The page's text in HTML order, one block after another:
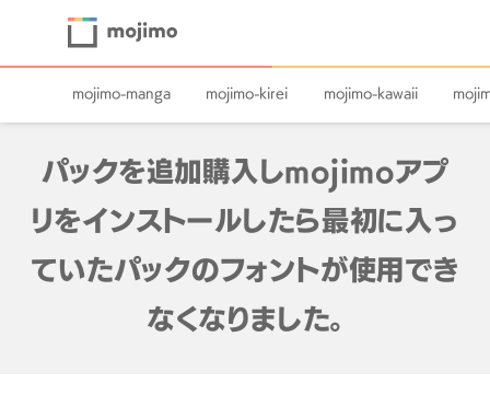
mojimo-manga mojimo-kirei mojimo-kawaii
パックを追加購入しmojimoアプ
リをインストールしたら最初に入っ
ていたパックのフォントが使用でき
なくなりました。